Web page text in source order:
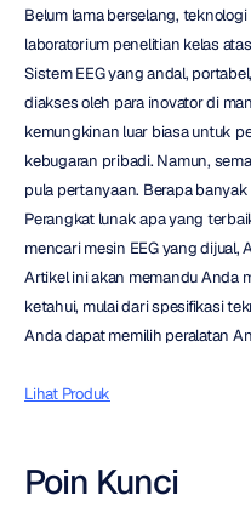
Belum lama berselang,
laboratorium penelitian kelas
Sistem EEG yang andal,
diakses oleh para inovator di
kemungkinan luar biasa untuk
kebugaran pribadi. Namun,
pula pertanyaan. Berapa
Perangkat lunak apa yang
mencari mesin EEG yang dijual,
Artikel ini akan memandu Anda
ketahui, mulai dari spesifikasi
Anda dapat memilih peralatan
Lihat Produk
Poin Kunci